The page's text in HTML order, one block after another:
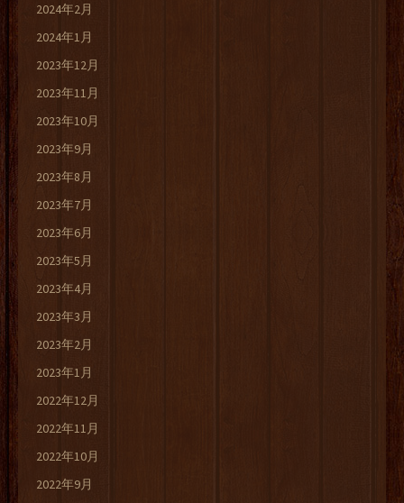
2024年2月
2024年1月
2023年12月
2023年11月
2023年10月
2023年9月
2023年8月
2023年7月
2023年6月
2023年5月
2023年4月
2023年3月
2023年2月
2023年1月
2022年12月
2022年11月
2022年10月
2022年9月